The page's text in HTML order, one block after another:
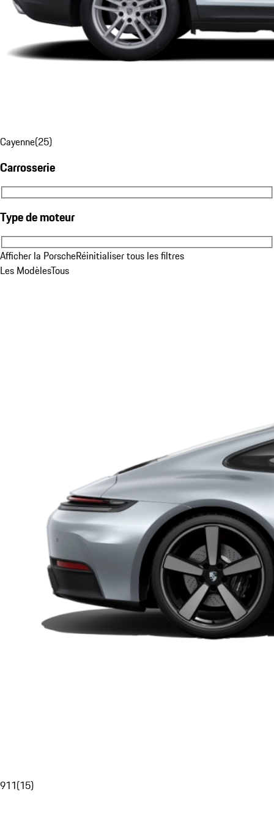
Cayenne(25)
Carrosserie
Carrosserie
Type de moteur
Type de moteur
Afficher la PorscheRéinitialiser tous les filtres
Les ModèlesTous
911(15)